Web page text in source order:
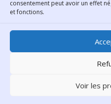
consentement peut avoir un effet
et fonctions.
Voir les
30